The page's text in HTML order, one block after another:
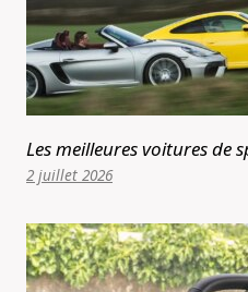
Les meilleures voitures de
2 juillet 2026